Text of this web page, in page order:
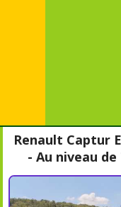
Renault Captur
- Au niveau